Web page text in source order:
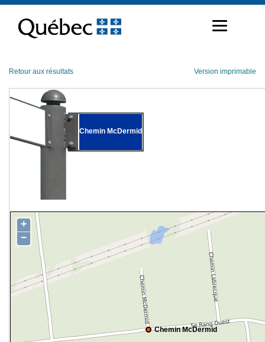
contenu
Retour aux résultats Version imprimable
Chemin McDermid
Chemin McDermid
+
−